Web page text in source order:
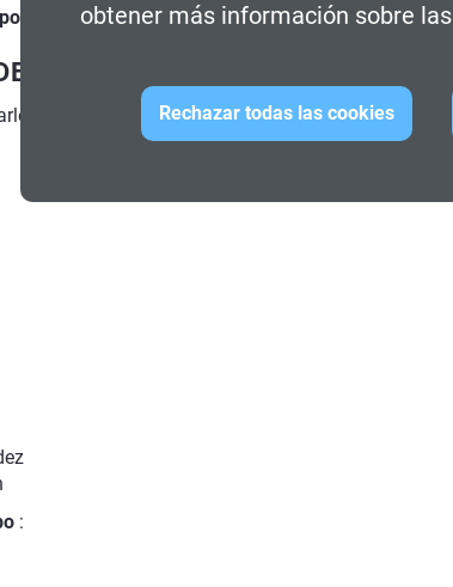
obtener más información sobre
Rechazar todas las cookies
Eva Villegas
GRUPO
Sora Domenjó
: